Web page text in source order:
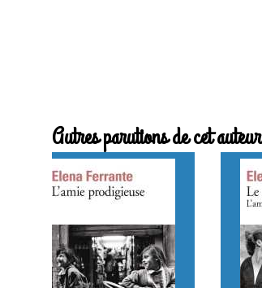
Autres parutions de cet auteur